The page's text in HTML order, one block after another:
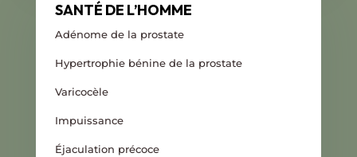
SANTÉ DE L’HOMME
Adénome de la prostate
Hypertrophie bénine de la prostate
Varicocèle
Impuissance
Éjaculation précoce